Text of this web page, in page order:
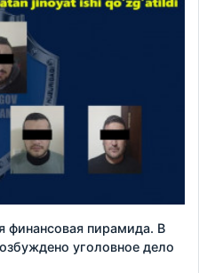
финансовая пирамида. В
уголовное дело